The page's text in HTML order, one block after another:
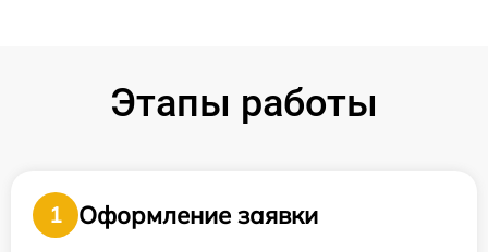
Этапы работы
1
Оформление заявки